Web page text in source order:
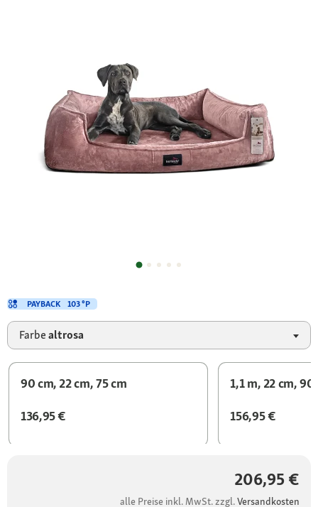
Farbealtrosa
90 cm, 22 cm, 75 cm
136,95 €
1,1 m, 22 cm, 90
156,95 €
206,95 €
alle Preise inkl. MwSt. zzgl.Versandkosten
PAYBACK 103 °P